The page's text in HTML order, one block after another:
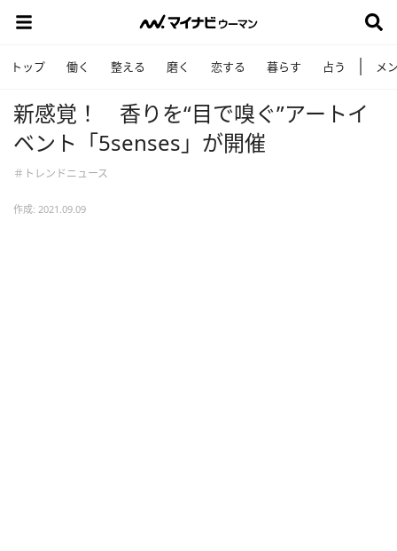
トップ 働く 整える 磨く 恋する 暮らす 占う メ
新感覚！ 香りを“目で嗅ぐ”アートイ
ベント「5senses」が開催
＃トレンドニュース
作成: 2021.09.09